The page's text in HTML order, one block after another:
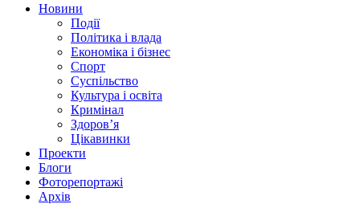
Новини
Події
Політика і влада
Економіка і бізнес
Спорт
Суспільство
Культура і освіта
Кримінал
Здоров’я
Цікавинки
Проекти
Блоги
Фоторепортажі
Архів